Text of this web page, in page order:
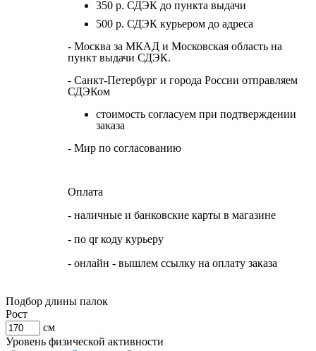
350 р. СДЭК до пункта выдачи
500 р. СДЭК курьером до адреса
- Москва за МКАД и Московская область на
пункт выдачи СДЭК.
- Санкт-Петербург и города России отправляем
СДЭКом
стоимость согласуем при подтверждении
заказа
- Мир по согласованию
Оплата
- наличные и банковские карты в магазине
- по qr коду курьеру
- онлайн - вышлем ссылку на оплату заказа
Подбор длины палок
Рост
см
Уровень физической активности